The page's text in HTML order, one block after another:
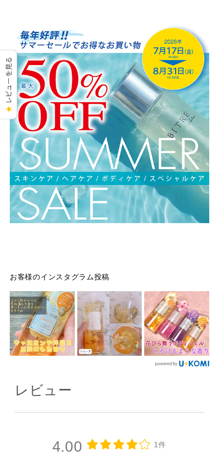
お客様のインスタグラム投稿
レビュー
4.00 1件
★
レビューを見る